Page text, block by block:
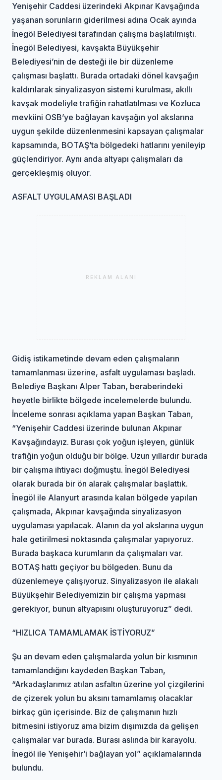
Yenişehir Caddesi üzerindeki Akpınar Kavşağında
yaşanan sorunların giderilmesi adına Ocak ayında
İnegöl Belediyesi tarafından çalışma başlatılmıştı.
İnegöl Belediyesi, kavşakta Büyükşehir
Belediyesi’nin de desteği ile bir düzenleme
çalışması başlattı. Burada ortadaki dönel kavşağın
kaldırılarak sinyalizasyon sistemi kurulması, akıllı
kavşak modeliyle trafiğin rahatlatılması ve Kozluca
mevkiini OSB’ye bağlayan kavşağın yol akslarına
uygun şekilde düzenlenmesini kapsayan çalışmalar
kapsamında, BOTAŞ’ta bölgedeki hatlarını yenileyip
güçlendiriyor. Aynı anda altyapı çalışmaları da
gerçekleşmiş oluyor.
ASFALT UYGULAMASI BAŞLADI
REKLAM ALANI
Gidiş istikametinde devam eden çalışmaların
tamamlanması üzerine, asfalt uygulaması başladı.
Belediye Başkanı Alper Taban, beraberindeki
heyetle birlikte bölgede incelemelerde bulundu.
İnceleme sonrası açıklama yapan Başkan Taban,
“Yenişehir Caddesi üzerinde bulunan Akpınar
Kavşağındayız. Burası çok yoğun işleyen, günlük
trafiğin yoğun olduğu bir bölge. Uzun yıllardır burada
bir çalışma ihtiyacı doğmuştu. İnegöl Belediyesi
olarak burada bir ön alarak çalışmalar başlattık.
İnegöl ile Alanyurt arasında kalan bölgede yapılan
çalışmada, Akpınar kavşağında sinyalizasyon
uygulaması yapılacak. Alanın da yol akslarına uygun
hale getirilmesi noktasında çalışmalar yapıyoruz.
Burada başkaca kurumların da çalışmaları var.
BOTAŞ hattı geçiyor bu bölgeden. Bunu da
düzenlemeye çalışıyoruz. Sinyalizasyon ile alakalı
Büyükşehir Belediyemizin bir çalışma yapması
gerekiyor, bunun altyapısını oluşturuyoruz” dedi.
“HIZLICA TAMAMLAMAK İSTİYORUZ”
Şu an devam eden çalışmalarda yolun bir kısmının
tamamlandığını kaydeden Başkan Taban,
“Arkadaşlarımız atılan asfaltın üzerine yol çizgilerini
de çizerek yolun bu aksını tamamlamış olacaklar
birkaç gün içerisinde. Biz de çalışmanın hızlı
bitmesini istiyoruz ama bizim dışımızda da gelişen
çalışmalar var burada. Burası aslında bir karayolu.
İnegöl ile Yenişehir’i bağlayan yol” açıklamalarında
bulundu.